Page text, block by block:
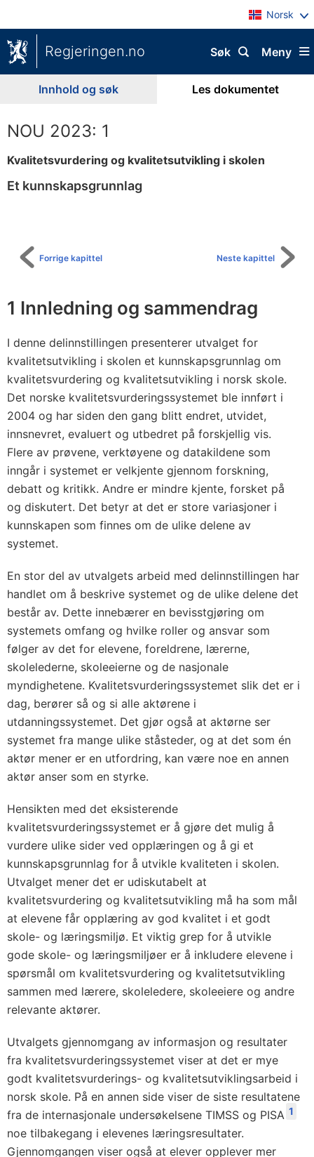
Norsk
Regjeringen.no Meny
Søk
Innhold og søk Les dokumentet
NOU 2023: 1
Kvalitetsvurdering og kvalitetsutvikling i skolen
Et kunnskapsgrunnlag
Neste kapittel
Forrige kapittel
1 Innledning og sammendrag
I denne delinnstillingen presenterer utvalget for
kvalitetsutvikling i skolen et kunnskapsgrunnlag om
kvalitetsvurdering og kvalitetsutvikling i norsk skole.
Det norske kvalitetsvurderingssystemet ble innført i
2004 og har siden den gang blitt endret, utvidet,
innsnevret, evaluert og utbedret på forskjellig vis.
Flere av prøvene, verktøyene og datakildene som
inngår i systemet er velkjente gjennom forskning,
debatt og kritikk. Andre er mindre kjente, forsket på
og diskutert. Det betyr at det er store variasjoner i
kunnskapen som finnes om de ulike delene av
systemet.
En stor del av utvalgets arbeid med delinnstillingen har
handlet om å beskrive systemet og de ulike delene det
består av. Dette innebærer en bevisstgjøring om
systemets omfang og hvilke roller og ansvar som
følger av det for elevene, foreldrene, lærerne,
skolelederne, skoleeierne og de nasjonale
myndighetene. Kvalitetsvurderingssystemet slik det er i
dag, berører så og si alle aktørene i
utdanningssystemet. Det gjør også at aktørne ser
systemet fra mange ulike ståsteder, og at det som én
aktør mener er en utfordring, kan være noe en annen
aktør anser som en styrke.
Hensikten med det eksisterende
kvalitetsvurderingssystemet er å gjøre det mulig å
vurdere ulike sider ved opplæringen og å gi et
kunnskapsgrunnlag for å utvikle kvaliteten i skolen.
Utvalget mener det er udiskutabelt at
kvalitetsvurdering og kvalitetsutvikling må ha som mål
at elevene får opplæring av god kvalitet i et godt
skole- og læringsmiljø. Et viktig grep for å utvikle
gode skole- og læringsmiljøer er å inkludere elevene i
spørsmål om kvalitetsvurdering og kvalitetsutvikling
sammen med lærere, skoleledere, skoleeiere og andre
relevante aktører.
Utvalgets gjennomgang av informasjon og resultater
fra kvalitetsvurderingssystemet viser at det er mye
godt kvalitetsvurderings- og kvalitetsutviklingsarbeid i
norsk skole. På en annen side viser de siste resultatene
fra de internasjonale undersøkelsene TIMSS og PISA 1
noe tilbakegang i elevenes læringsresultater.
Gjennomgangen viser også at elever opplever mer